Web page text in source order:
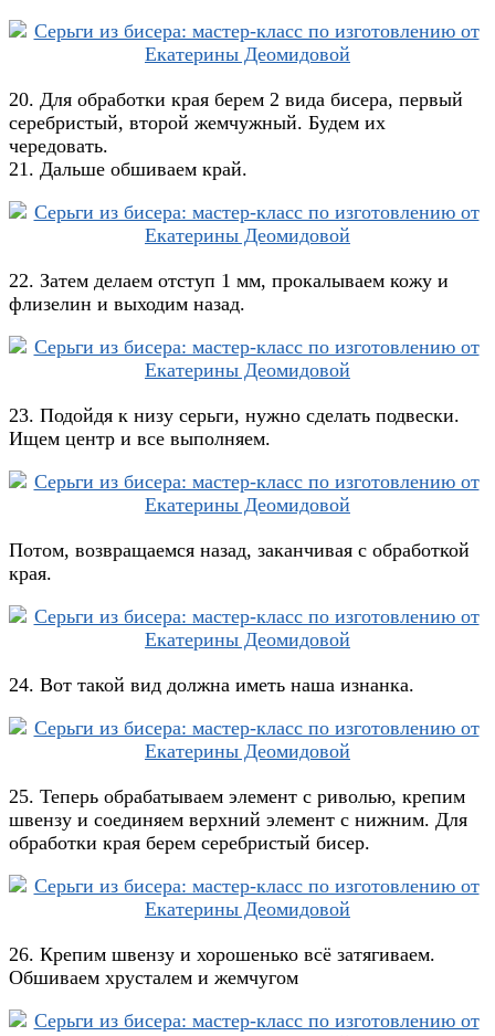
20. Для обработки края берем 2 вида бисера, первый
серебристый, второй жемчужный. Будем их
чередовать.
21. Дальше обшиваем край.
22. Затем делаем отступ 1 мм, прокалываем кожу и
флизелин и выходим назад.
23. Подойдя к низу серьги, нужно сделать подвески.
Ищем центр и все выполняем.
Потом, возвращаемся назад, заканчивая с обработкой
края.
24. Вот такой вид должна иметь наша изнанка.
25. Теперь обрабатываем элемент с риволью, крепим
швензу и соединяем верхний элемент с нижним. Для
обработки края берем серебристый бисер.
26. Крепим швензу и хорошенько всё затягиваем.
Обшиваем хрусталем и жемчугом